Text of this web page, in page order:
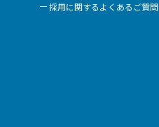
採用に関するよくあるご質問